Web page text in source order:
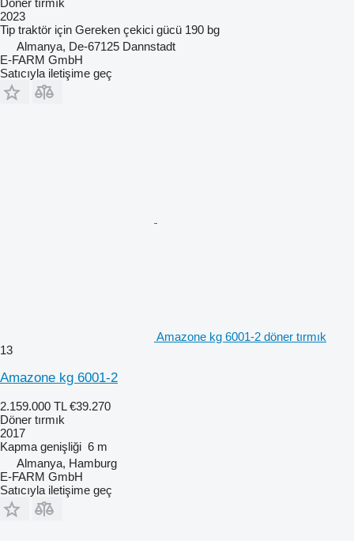
2023
Tip traktör için Gereken çekici gücü 190 bg
Almanya, De-67125 Dannstadt
E-FARM GmbH
Satıcıyla iletişime geç
Amazone kg 6001-2 döner tırmık
13
Amazone kg 6001-2
2.159.000 TL €39.270
Döner tırmık
2017
Kapma genişliği 6 m
Almanya, Hamburg
E-FARM GmbH
Satıcıyla iletişime geç